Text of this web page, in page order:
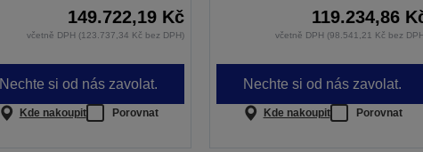
149.722,19 Kč
včetně DPH (123.737,34 Kč bez DPH)
Nechte si od nás zavolat.
Kde nakoupit Porovnat
119.234,86
včetně DPH (98.541,21 Kč bez
Nechte si od nás zavolat.
Kde nakoupit Porovnat